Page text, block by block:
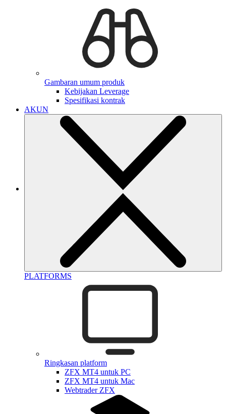
Gambaran umum produk
Kebijakan Leverage
Spesifikasi kontrak
AKUN
PLATFORMS
Ringkasan platform
ZFX MT4 untuk PC
ZFX MT4 untuk Mac
Webtrader ZFX